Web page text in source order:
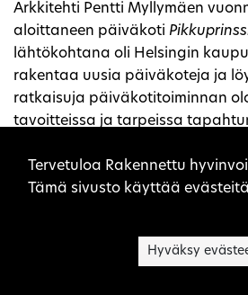
Arkkitehti Pentti Myllymäen
aloittaneen päiväkoti
lähtökohtana oli Helsingin
rakentaa uusia päiväkoteja ja
ratkaisuja päiväkotitoiminnan
tavoitteissa ja tarpeissa
etsittiin myös kodinomaisia
historiaa muun muassa
eri-ikäisten lasten mittoja ja
huomioiminen oli tärkeä osa
Sivuston
Tervetuloa Rakennettu
Tämä sivusto käyttää
Hyväksy